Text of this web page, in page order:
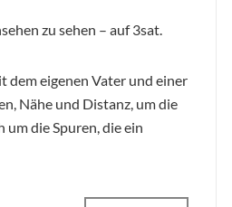
zu sehen – auf 3sat.
eigenen Vater und einer
Nähe und Distanz, um die
um die Spuren, die ein